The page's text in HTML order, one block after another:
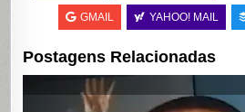
GMAIL YAHOO! MAIL
Postagens Relacionadas